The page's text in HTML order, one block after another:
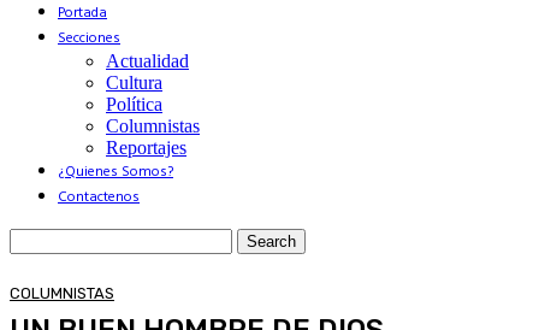
Portada
Secciones
Actualidad
Cultura
Política
Columnistas
Reportajes
¿Quienes Somos?
Contactenos
COLUMNISTAS